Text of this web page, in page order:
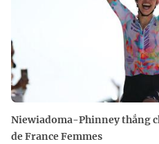
Niewiadoma-Phinney thắng
de France Femmes